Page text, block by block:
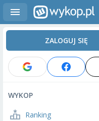
ZALOGUJ SIĘ
WYKOP
Ranking